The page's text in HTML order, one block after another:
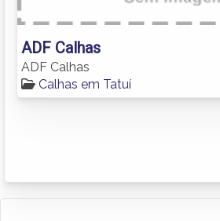
ADF Calhas
ADF Calhas
Calhas em Tatuí